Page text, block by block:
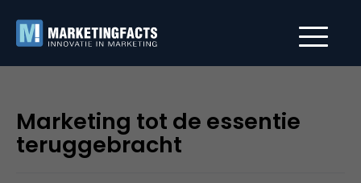
Marketing tot de essentie
teruggebracht